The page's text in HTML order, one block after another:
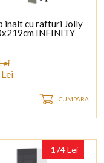
inalt cu rafturi Jolly
INFINITY
CUMPARA
-174 Lei